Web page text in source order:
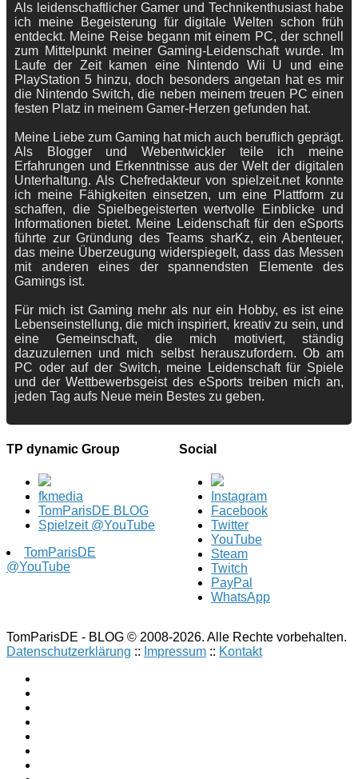
Als leidenschaftlicher Gamer und Technikenthusiast habe
ich meine Begeisterung für digitale Welten schon früh
entdeckt. Meine Reise begann mit einem PC, der schnell
zum Mittelpunkt meiner Gaming-Leidenschaft wurde. Im
Laufe der Zeit kamen eine Nintendo Wii U und eine
PlayStation 5 hinzu, doch besonders angetan hat es mir
die Nintendo Switch, die neben meinem treuen PC einen
festen Platz in meinem Gamer-Herzen gefunden hat.
Meine Liebe zum Gaming hat mich auch beruflich geprägt.
Als Blogger und Webentwickler teile ich meine
Erfahrungen und Erkenntnisse aus der Welt der digitalen
Unterhaltung. Als Chefredakteur von spielzeit.net konnte
ich meine Fähigkeiten einsetzen, um eine Plattform zu
schaffen, die Spielbegeisterten wertvolle Einblicke und
Informationen bietet. Meine Leidenschaft für den eSports
führte zur Gründung des Teams sharKz, ein Abenteuer,
das meine Überzeugung widerspiegelt, dass das Messen
mit anderen eines der spannendsten Elemente des
Gamings ist.
Für mich ist Gaming mehr als nur ein Hobby, es ist eine
Lebenseinstellung, die mich inspiriert, kreativ zu sein, und
eine Gemeinschaft, die mich motiviert, ständig
dazuzulernen und mich selbst herauszufordern. Ob am
PC oder auf der Switch, meine Leidenschaft für Spiele
und der Wettbewerbsgeist des eSports treiben mich an,
jeden Tag aufs Neue mein Bestes zu geben.
TP dynamic Group
fkmedia
TomParisDE BLOG
Spielzeit @YouTube
TomParisDE
@YouTube
Social
Instagram
Facebook
Twitter
YouTube
Steam
Twitch
PayPal
WhatsApp
TomParisDE - BLOG © 2008-2026. Alle Rechte vorbehalten.
Datenschutzerklärung :: Impressum :: Kontakt